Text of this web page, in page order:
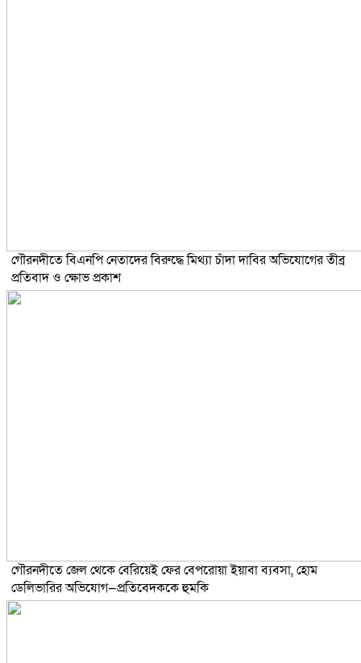
গৌরনদীতে বিএনপি নেতাদের বিরুদ্ধে মিথ্যা চাঁদা দাবির অভিযোগের তীব্র
প্রতিবাদ ও ক্ষোভ প্রকাশ
গৌরনদীতে জেল থেকে বেরিয়েই ফের বেপরোয়া ইয়াবা ব্যবসা, হোম
ডেলিভারির অভিযোগ—প্রতিবেদককে হুমকি